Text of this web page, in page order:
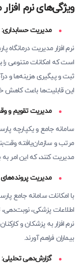
ویژگی‌های نرم
مدیریت حسابداری:
نرم افزار مدیریت
است که امکانات متنوعی
ثبت و پیگیری هزینه‌ها و
این قابلیت‌ها باعث کاهش
مدیریت تقویم و
سامانه جامع و یکپارچه
مرتب و سازمان‌یافته
مدیریت کنند، که این امر
مدیریت پرونده‌های
با امکانات سامانه جامع
اطلاعات پزشکی،
نرم افزار به پزشکان و
بیماران فراهم آورند.
گزارش‌دهی تحلیلی: